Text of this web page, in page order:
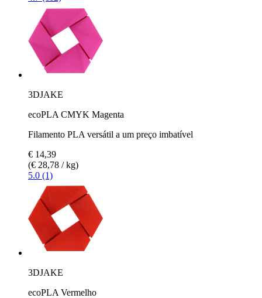
3DJAKE
ecoPLA CMYK Magenta
Filamento PLA versátil a um preço imbatível
€ 14,39
(€ 28,78 / kg)
5.0 (1)
3DJAKE
ecoPLA Vermelho